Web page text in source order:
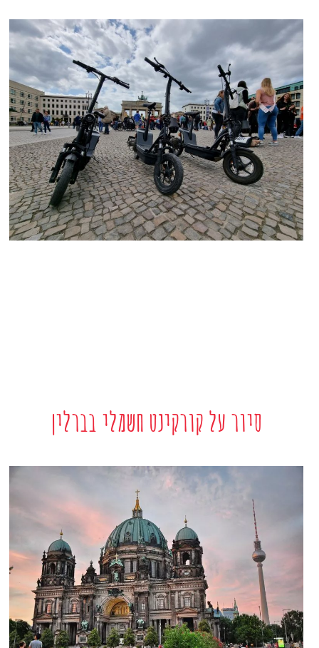
סיור על קורקינט חשמלי בברלין